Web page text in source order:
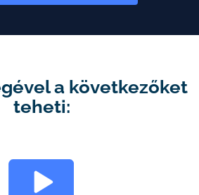
a következőket
teheti: